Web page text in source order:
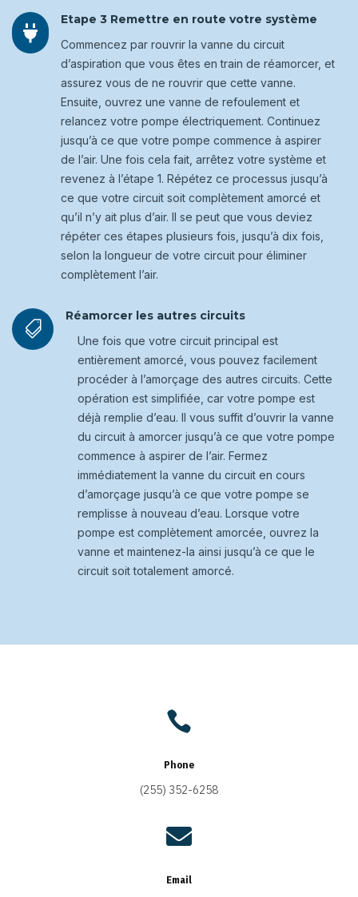

Etape 3 Remettre en route votre système
Commencez par rouvrir la vanne du circuit
d’aspiration que vous êtes en train de réamorcer, et
assurez vous de ne rouvrir que cette vanne.
Ensuite, ouvrez une vanne de refoulement et
relancez votre pompe électriquement. Continuez
jusqu’à ce que votre pompe commence à aspirer
de l’air. Une fois cela fait, arrêtez votre système et
revenez à l’étape 1. Répétez ce processus jusqu’à
ce que votre circuit soit complètement amorcé et
qu’il n’y ait plus d’air. Il se peut que vous deviez
répéter ces étapes plusieurs fois, jusqu’à dix fois,
selon la longueur de votre circuit pour éliminer
complètement l’air.

Réamorcer les autres circuits
Une fois que votre circuit principal est
entièrement amorcé, vous pouvez facilement
procéder à l’amorçage des autres circuits. Cette
opération est simplifiée, car votre pompe est
déjà remplie d’eau. Il vous suffit d’ouvrir la vanne
du circuit à amorcer jusqu’à ce que votre pompe
commence à aspirer de l’air. Fermez
immédiatement la vanne du circuit en cours
d’amorçage jusqu’à ce que votre pompe se
remplisse à nouveau d’eau. Lorsque votre
pompe est complètement amorcée, ouvrez la
vanne et maintenez-la ainsi jusqu’à ce que le
circuit soit totalement amorcé.

Phone
(255) 352-6258

Email